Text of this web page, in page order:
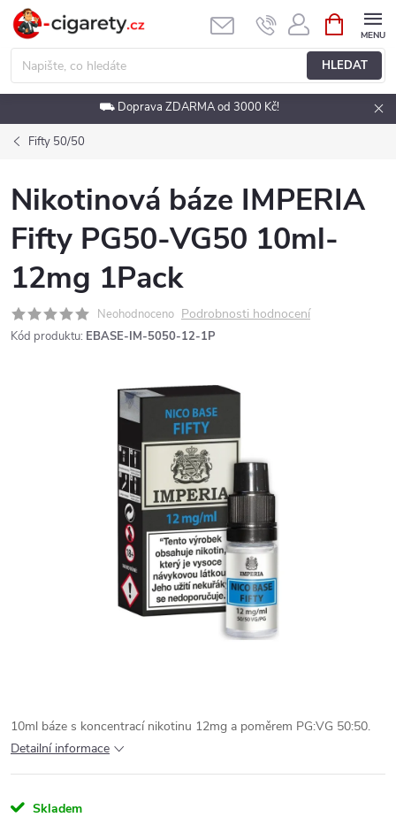
Přejít
obsah
HLEDAT
NÁKUPNÍ
KOŠÍK
⛟ Doprava ZDARMA od 3000 Kč!
Fifty 50/50
Nikotinová báze IMPERIA
Fifty PG50-VG50 10ml-
12mg 1Pack
Neohodnoceno Podrobnosti hodnocení
Kód produktu: EBASE-IM-5050-12-1P
10ml báze s koncentrací nikotinu 12mg a poměrem PG:VG 50:50.
Detailní informace
Skladem